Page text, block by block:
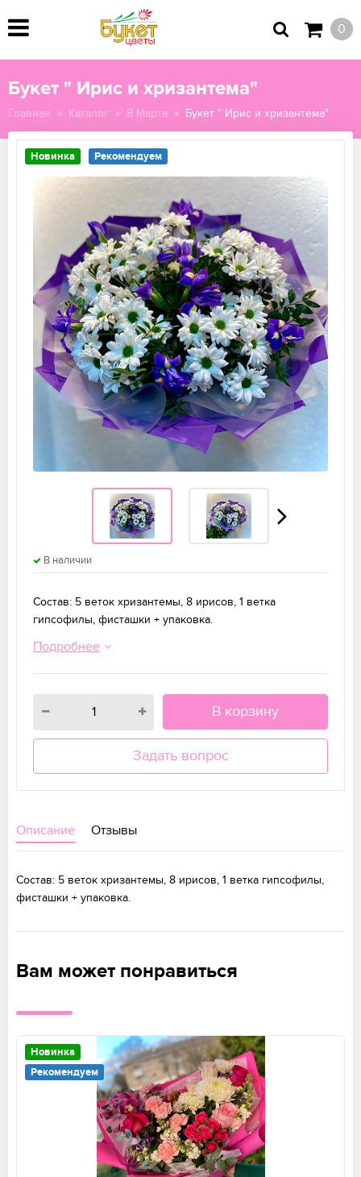
0
Букет " Ирис и хризантема"
Главная Каталог 8 Марта Букет " Ирис и хризантема"
Новинка Рекомендуем
В наличии
Состав: 5 веток хризантемы, 8 ирисов, 1 ветка
гипсофилы, фисташки + упаковка.
Подробнее
В корзину
Задать вопрос
Описание Отзывы
Состав: 5 веток хризантемы, 8 ирисов, 1 ветка гипсофилы,
фисташки + упаковка.
Вам может понравиться
Новинка
Рекомендуем